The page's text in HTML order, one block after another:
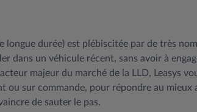
longue durée) est plébiscitée par de très
dans un véhicule récent, sans avoir à
majeur du marché de la LLD, Leasys
ou sur commande, pour répondre au
de sauter le pas.